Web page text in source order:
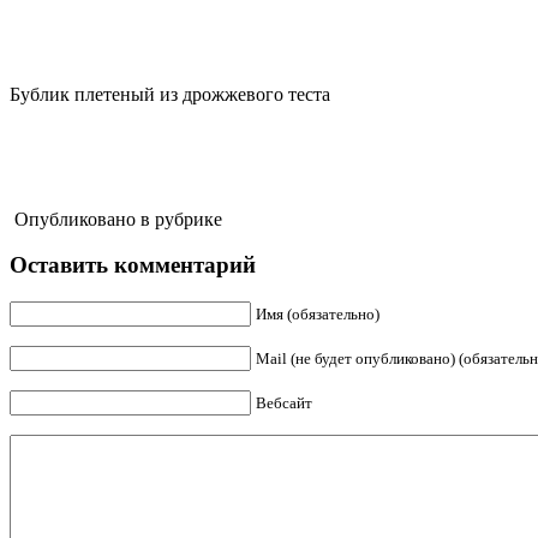
Бублик плетеный из дрожжевого теста
Опубликовано в рубрике
Оставить комментарий
Имя (обязательно)
Mail (не будет опубликовано)
Вебсайт